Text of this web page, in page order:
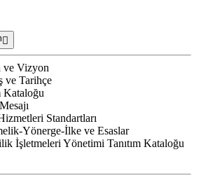
ve Vizyon
ve Tarihçe
Kataloğu
Standartları
Yönerge-İlke ve Esaslar
İşletmeleri Yönetimi Tanıtım Kataloğu